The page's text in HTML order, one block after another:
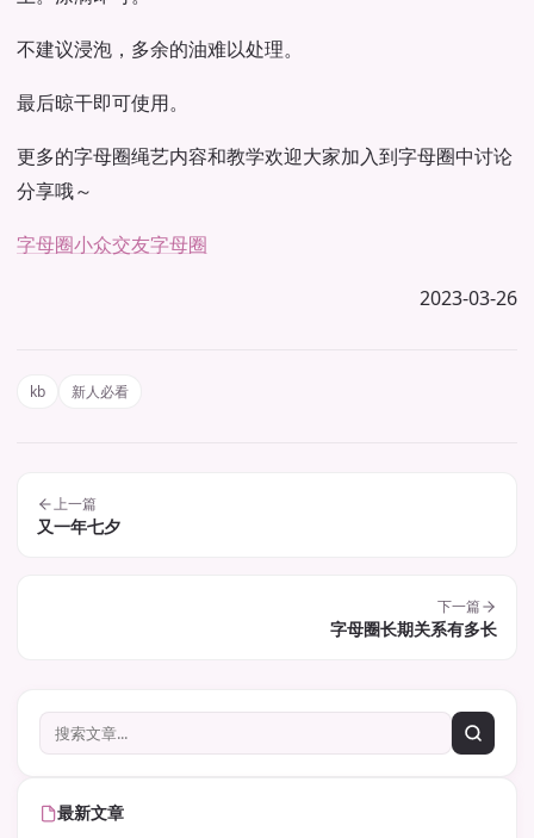
不建议浸泡，多余的油难以处理。
最后晾干即可使用。
更多的字母圈绳艺内容和教学欢迎大家加入到字母圈中讨论
分享哦～
字母圈小众交友字母圈
2023-03-26
kb 新人必看
上一篇
又一年七夕
下一篇
字母圈长期关系有多长
最新文章